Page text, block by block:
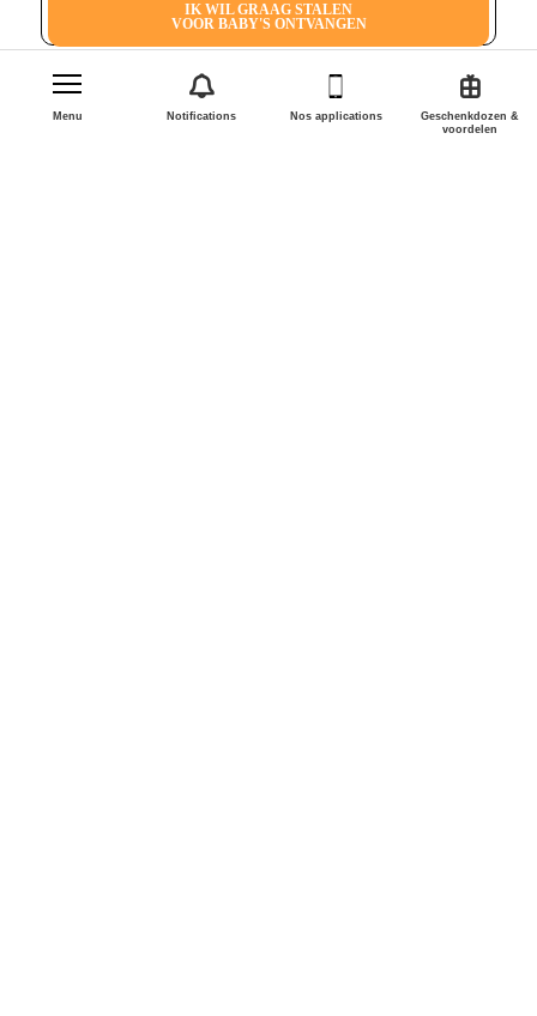
Geschenkdozen &
voordelen
Nos applications
Notifications
Menu
IK WIL GRAAG STALEN
VOOR BABY'S ONTVANGEN